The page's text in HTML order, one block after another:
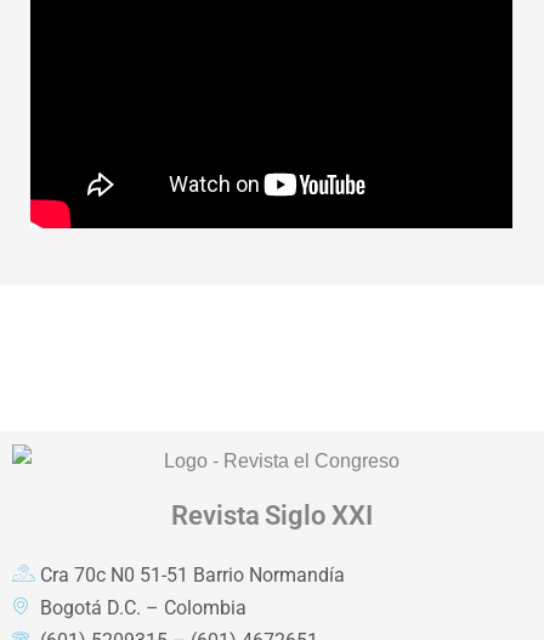
Revista Siglo XXI
Cra 70c N0 51-51 Barrio Normandía
Bogotá D.C. – Colombia